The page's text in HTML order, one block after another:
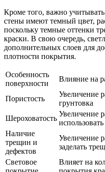
Кроме того, важно
стены имеют темный цвет,
поскольку темные оттенки
краски. В свою очередь,
дополнительных слоев для
плотности покрытия.
Особенность
поверхности
Влияние на
Пористость
Увеличение
грунтовка
Шероховатость
Увеличение
Наличие
трещин и
дефектов
Увеличение
заделать
Световое
Влияет на